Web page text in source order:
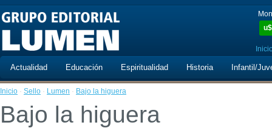
u$
Actualidad Educación Espiritualidad Historia Infantil/
Inicio · Sello · Lumen · Bajo la higuera
Bajo la higuera